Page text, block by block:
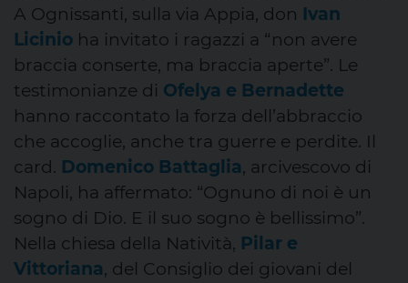
A Ognissanti, sulla via Appia, don Ivan
Licinio ha invitato i ragazzi a “non avere
braccia conserte, ma braccia aperte”. Le
testimonianze di Ofelya e Bernadette
hanno raccontato la forza dell’abbraccio
che accoglie, anche tra guerre e perdite. Il
card. Domenico Battaglia, arcivescovo di
Napoli, ha affermato: “Ognuno di noi è un
sogno di Dio. E il suo sogno è bellissimo”.
Nella chiesa della Natività, Pilar e
Vittoriana, del Consiglio dei giovani del